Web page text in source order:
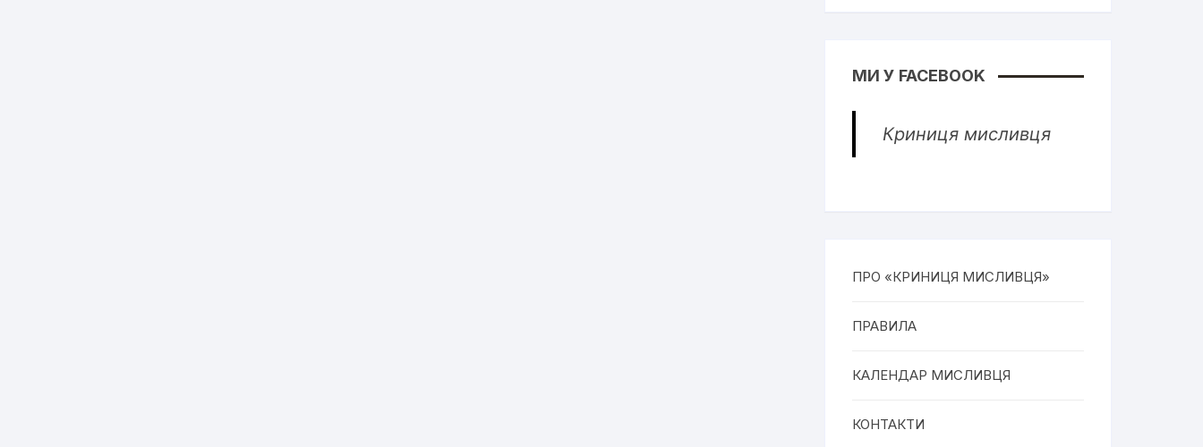
МИ У FACEBOOK
Криниця мисливця
ПРО «КРИНИЦЯ МИСЛИВЦЯ»
ПРАВИЛА
КАЛЕНДАР МИСЛИВЦЯ
КОНТАКТИ